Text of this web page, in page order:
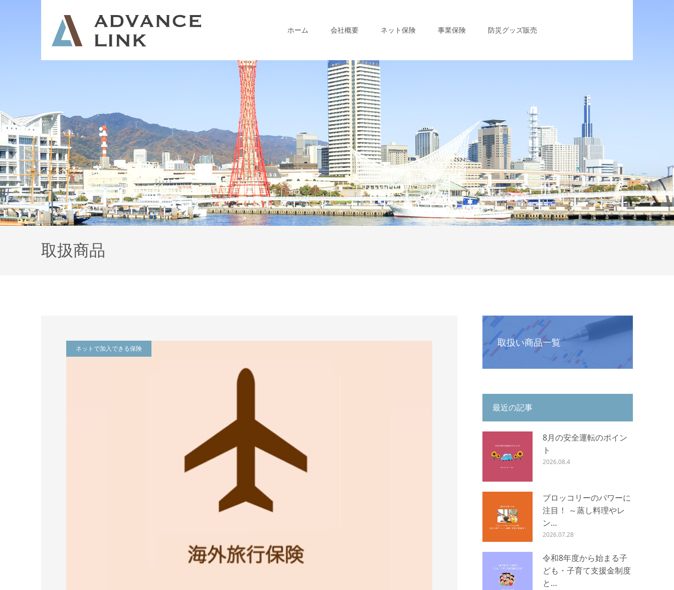
ホーム 会社概要 ネット保険 事業保険 防災グッズ販売
取扱商品
ネットで加入できる保険
取扱い商品一覧
最近の記事
8月の安全運転のポイン
ト
2026.08.4
ブロッコリーのパワーに
注目！ ～蒸し料理やレ
ン…
2026.07.28
令和8年度から始まる子
ども・子育て支援金制度
と…